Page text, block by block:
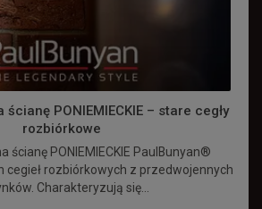
ścianę PONIEMIECKIE – stare cegły
rozbiórkowe
ścianę PONIEMIECKIE PaulBunyan®
cegieł rozbiórkowych z przedwojennych
Charakteryzują się...